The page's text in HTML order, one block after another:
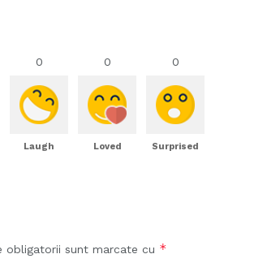
0
Laugh
0
Loved
0
Surprised
obligatorii sunt marcate cu *